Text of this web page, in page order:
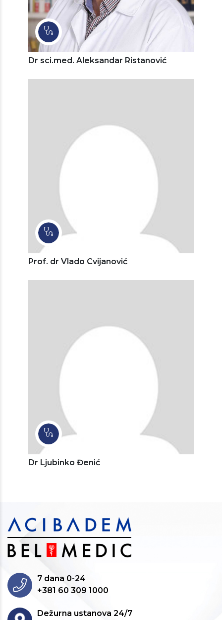
Dr sci.med. Aleksandar Ristanović
Prof. dr Vlado Cvijanović
Dr Ljubinko Đenić
7 dana 0-24
+381 60 309 1000
Dežurna ustanova 24/7